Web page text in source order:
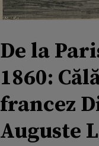
De la
1860:
francez
Auguste